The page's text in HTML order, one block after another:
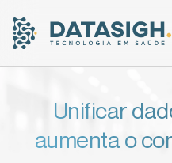
Unificar
aumenta o